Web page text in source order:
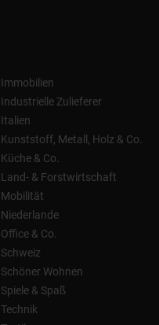
Immobilien
Industrielle Zulieferer
Italien
Kunststoff, Metall, Holz & Co.
Küche & Co.
Land- & Forstwirtschaft
Mobilität
Niederlande
Office & Co.
Schweiz
Schöner Wohnen
Spiele & Spaß
Technik